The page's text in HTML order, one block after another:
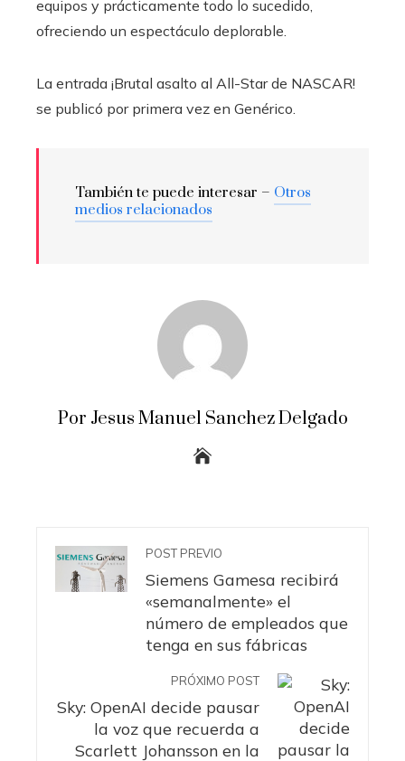
equipos y prácticamente todo lo sucedido,
ofreciendo un espectáculo deplorable.
La entrada ¡Brutal asalto al All-Star de NASCAR!
se publicó por primera vez en Genérico.
También te puede interesar – Otros
medios relacionados
Por Jesus Manuel Sanchez Delgado
POST PREVIO
Siemens Gamesa recibirá
«semanalmente» el
número de empleados que
tenga en sus fábricas
PRÓXIMO POST
Sky: OpenAI decide pausar
la voz que recuerda a
Scarlett Johansson en la